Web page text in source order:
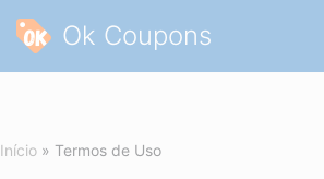
Pular
Ok Coupons
Início » Termos de Uso